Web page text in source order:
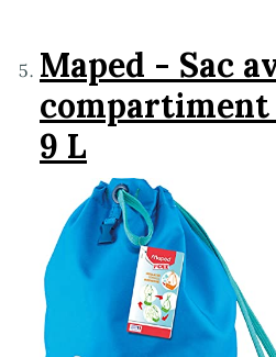
Maped - Sac
compartiment
9 L